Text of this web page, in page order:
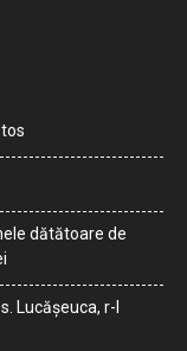
dătătoare de
Lucășeuca, r-l